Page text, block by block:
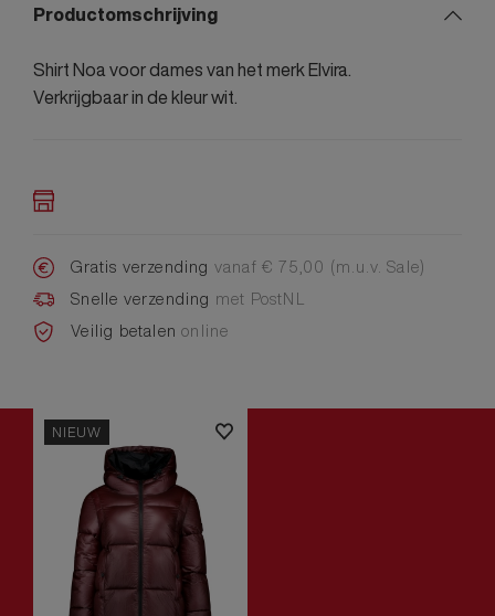
Productomschrijving
Shirt Noa voor dames van het merk Elvira.
Verkrijgbaar in de kleur wit.
Gratis verzending vanaf € 75,00 (m.u.v. Sale)
Snelle verzending met PostNL
Veilig betalenonline
NIEUW